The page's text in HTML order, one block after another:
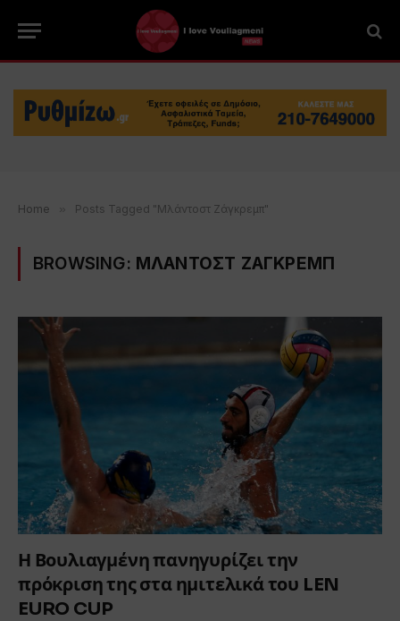
Home » Posts Tagged "Μλάντοστ Ζάγκρεμπ"
BROWSING: ΜΛΑΝΤΟΣΤ ΖΑΓΚΡΕΜΠ
Η Βουλιαγμένη πανηγυρίζει την
πρόκριση της στα ημιτελικά του LEN
EURO CUP